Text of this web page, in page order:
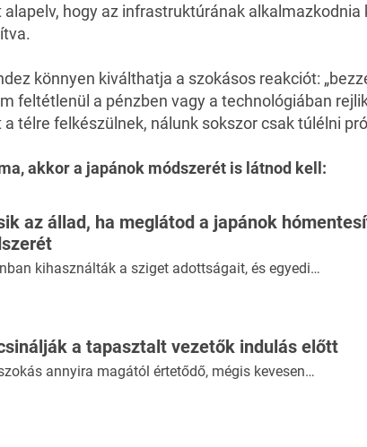
hogy az infrastruktúrának alkalmazkodnia
könnyen kiválthatja a szokásos reakciót:
feltétlenül a pénzben vagy a technológiában
télre felkészülnek, nálunk sokszor csak túlélni
akkor a japánok módszerét is látnod kell:
az állad, ha meglátod a japánok
kihasználták a sziget adottságait, és egyedi…
a tapasztalt vezetők indulás előtt
annyira magától értetődő, mégis kevesen…